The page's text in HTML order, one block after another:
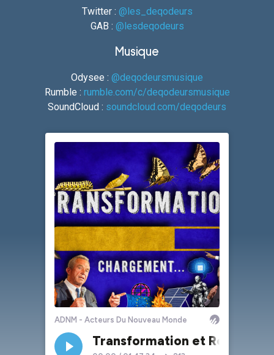
Twitter : @les_deqodeurs
GAB : @lesdeqodeurs
Musique
Odysee : @deqodeursmusique
Rumble : rumble.com/c/deqodeursmusique
SoundCloud : soundcloud.com/deqodeurs